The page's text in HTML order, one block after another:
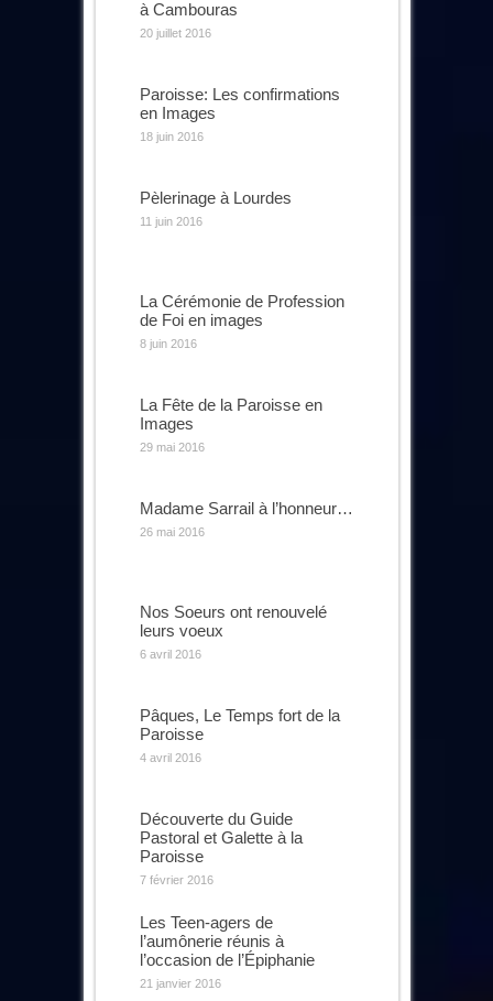
à Cambouras
20 juillet 2016
Paroisse: Les confirmations
en Images
18 juin 2016
Pèlerinage à Lourdes
11 juin 2016
La Cérémonie de Profession
de Foi en images
8 juin 2016
La Fête de la Paroisse en
Images
29 mai 2016
Madame Sarrail à l’honneur…
26 mai 2016
Nos Soeurs ont renouvelé
leurs voeux
6 avril 2016
Pâques, Le Temps fort de la
Paroisse
4 avril 2016
Découverte du Guide
Pastoral et Galette à la
Paroisse
7 février 2016
Les Teen-agers de
l’aumônerie réunis à
l’occasion de l’Épiphanie
21 janvier 2016